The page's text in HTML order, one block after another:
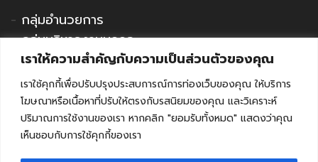
เราให้ความสำคัญกับความเป็นส่วนตัวของคุณ
เราใช้คุกกี้เพื่อปรับปรุงประสบการณ์การท่องเว็บของคุณ ให้บริการ
โฆษณาหรือเนื้อหาที่ปรับให้ตรงกับรสนิยมของคุณ และวิเคราะห์
ปริมาณการใช้งานของเรา หากคลิก "ยอมรับทั้งหมด" แสดงว่าคุณ
เห็นชอบกับการใช้คุกกี้ของเรา
- กลุ่มอำนวยการ
-กลุ่มบริหารงานบุคคล
กลุ่มนโยบายและแผน
-กลุ่มนิเทศติดตามและประเมินผล
-กลุ่มพัฒนาการศึกษา
-กลุ่มส่งเสริมการศึกษาเอกชน
-กลุ่มกิจการลูกเสือฯ